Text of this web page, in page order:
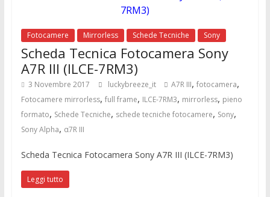
Fotocamere Mirrorless Schede Tecniche Sony
Scheda Tecnica Fotocamera Sony
A7R III (ILCE-7RM3)
3 Novembre 2017 luckybreeze_it A7R III, fotocamera,
Fotocamere mirrorless, full frame, ILCE-7RM3, mirrorless, pieno
formato, Schede Tecniche, schede tecniche fotocamere, Sony,
Sony Alpha, α7R III
Scheda Tecnica Fotocamera Sony A7R III (ILCE-7RM3)
Leggi tutto